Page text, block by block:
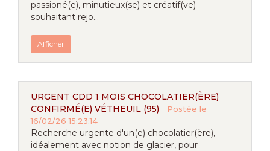
passioné(e), minutieux(se) et créatif(ve)
souhaitant rejo...
Afficher
URGENT CDD 1 MOIS CHOCOLATIER(ÈRE)
CONFIRMÉ(E) VÉTHEUIL (95) - Postée le
16/02/26 15:23:14
Recherche urgente d'un(e) chocolatier(ère),
idéalement avec notion de glacier, pour